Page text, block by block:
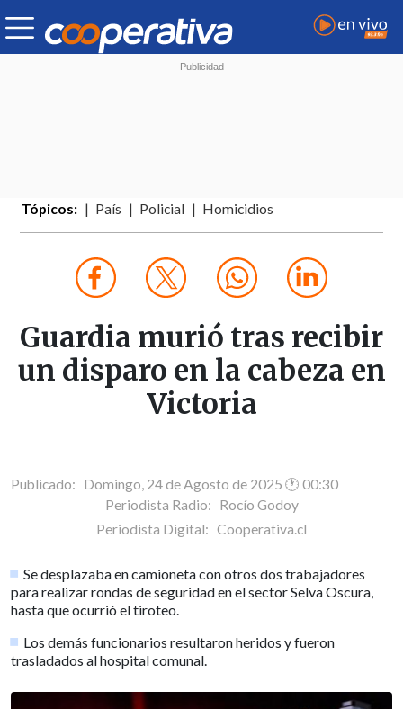
Tópicos: País Policial Homicidios
Guardia murió tras recibir
un disparo en la cabeza en
Victoria
Publicado: Domingo, 24 de Agosto de 2025 🕐 00:30
Periodista Radio: Rocío Godoy
Periodista Digital: Cooperativa.cl
Se desplazaba en camioneta con otros dos trabajadores
para realizar rondas de seguridad en el sector Selva Oscura,
hasta que ocurrió el tiroteo.
Los demás funcionarios resultaron heridos y fueron
trasladados al hospital comunal.